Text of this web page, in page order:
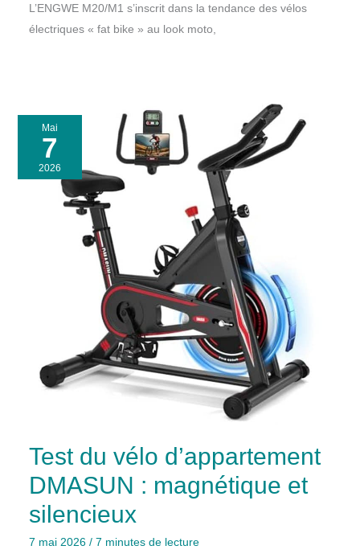
L’ENGWE M20/M1 s’inscrit dans la tendance des vélos
électriques « fat bike » au look moto,
Mai
7
2026
Test du vélo d’appartement
DMASUN : magnétique et
silencieux
7 mai 2026 / 7 minutes de lecture